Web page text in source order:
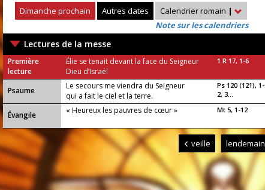
Dimanche prochain
Autres dates Calendrier romain |
Note sur les calendriers
Lectures de la messe
Première
lecture
Élie se tenait devant la face du Seigneur
Dieu d’Israël
1 R 17, 1-6
Psaume
Le secours me viendra du Seigneur
qui a fait le ciel et la terre.
Ps 120 (121), 1-
2, 3...
Évangile « Heureux les pauvres de cœur » Mt 5, 1-12
veille lendemain